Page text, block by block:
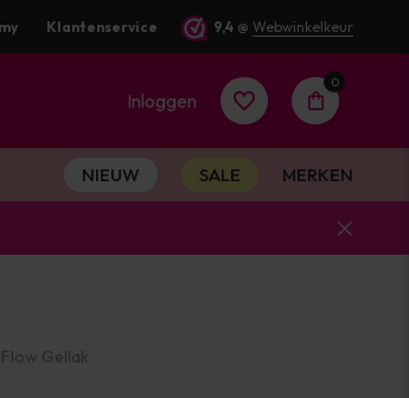
Klantenservice 9,4 @ Webwinkelkeur
Inloggen
0
NIEUW SALE MERKEN
Gellak